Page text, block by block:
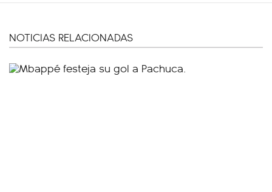
NOTICIAS RELACIONADAS